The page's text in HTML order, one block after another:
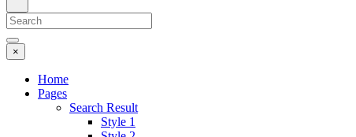
×
Home
Pages
Search Result
Style 1